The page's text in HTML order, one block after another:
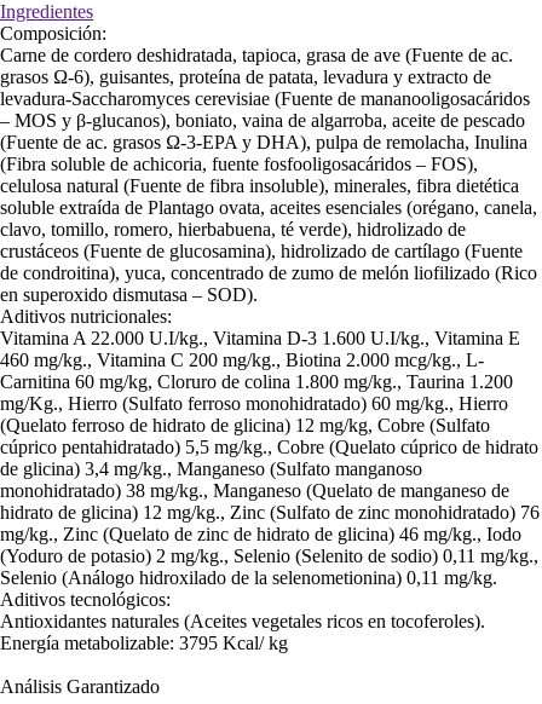
Ingredientes
Composición:
Carne de cordero deshidratada, tapioca, grasa de ave (Fuente de ac.
grasos Ω-6), guisantes, proteína de patata, levadura y extracto de
levadura-Saccharomyces cerevisiae (Fuente de mananooligosacáridos
– MOS y β-glucanos), boniato, vaina de algarroba, aceite de pescado
(Fuente de ac. grasos Ω-3-EPA y DHA), pulpa de remolacha, Inulina
(Fibra soluble de achicoria, fuente fosfooligosacáridos – FOS),
celulosa natural (Fuente de fibra insoluble), minerales, fibra dietética
soluble extraída de Plantago ovata, aceites esenciales (orégano, canela,
clavo, tomillo, romero, hierbabuena, té verde), hidrolizado de
crustáceos (Fuente de glucosamina), hidrolizado de cartílago (Fuente
de condroitina), yuca, concentrado de zumo de melón liofilizado (Rico
en superoxido dismutasa – SOD).
Aditivos nutricionales:
Vitamina A 22.000 U.I/kg., Vitamina D-3 1.600 U.I/kg., Vitamina E
460 mg/kg., Vitamina C 200 mg/kg., Biotina 2.000 mcg/kg., L-
Carnitina 60 mg/kg, Cloruro de colina 1.800 mg/kg., Taurina 1.200
mg/Kg., Hierro (Sulfato ferroso monohidratado) 60 mg/kg., Hierro
(Quelato ferroso de hidrato de glicina) 12 mg/kg, Cobre (Sulfato
cúprico pentahidratado) 5,5 mg/kg., Cobre (Quelato cúprico de hidrato
de glicina) 3,4 mg/kg., Manganeso (Sulfato manganoso
monohidratado) 38 mg/kg., Manganeso (Quelato de manganeso de
hidrato de glicina) 12 mg/kg., Zinc (Sulfato de zinc monohidratado) 76
mg/kg., Zinc (Quelato de zinc de hidrato de glicina) 46 mg/kg., Iodo
(Yoduro de potasio) 2 mg/kg., Selenio (Selenito de sodio) 0,11 mg/kg.,
Selenio (Análogo hidroxilado de la selenometionina) 0,11 mg/kg.
Aditivos tecnológicos:
Antioxidantes naturales (Aceites vegetales ricos en tocoferoles).
Energía metabolizable: 3795 Kcal/ kg
Análisis Garantizado